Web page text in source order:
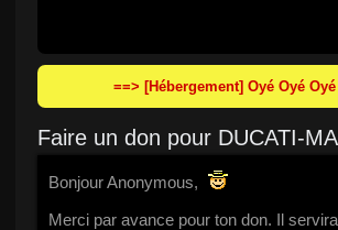
==> [Hébergement] Oyé Oyé
Faire un don pour DUCATI-
Bonjour Anonymous,
Merci par avance pour ton don. Il